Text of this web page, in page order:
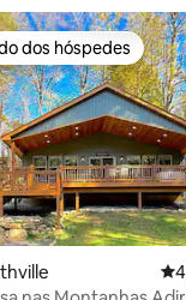
preferidos dos
dos hóspedes